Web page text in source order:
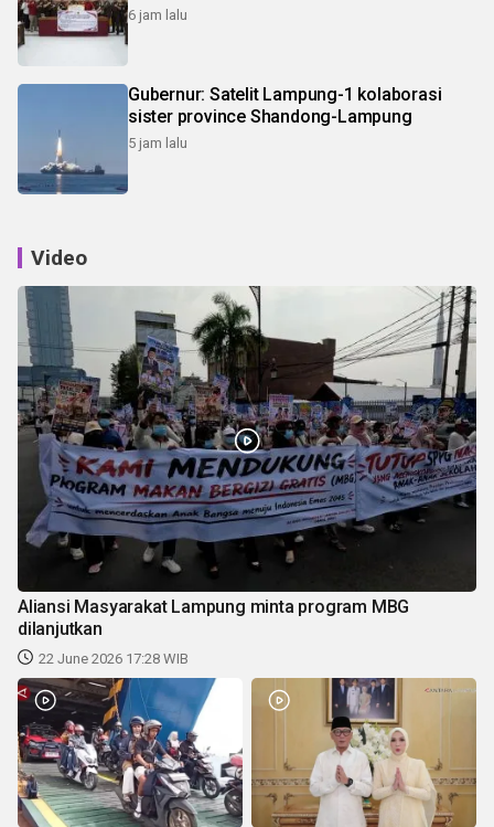
6 jam lalu
Gubernur: Satelit Lampung-1 kolaborasi
sister province Shandong-Lampung
5 jam lalu
Video
Aliansi Masyarakat Lampung minta program MBG
dilanjutkan
22 June 2026 17:28 WIB